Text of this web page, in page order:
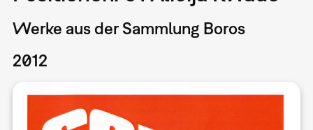
Werke aus der Sammlung Boros
2012